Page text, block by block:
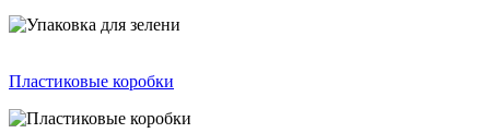
Пластиковые коробки